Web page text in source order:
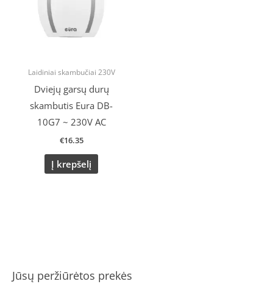
Jūsų peržiūrėtos prekės
Laidiniai skambučiai 230V
Dviejų garsų durų
skambutis Eura DB-
10G7 ~ 230V AC
€16.35
Į krepšelį